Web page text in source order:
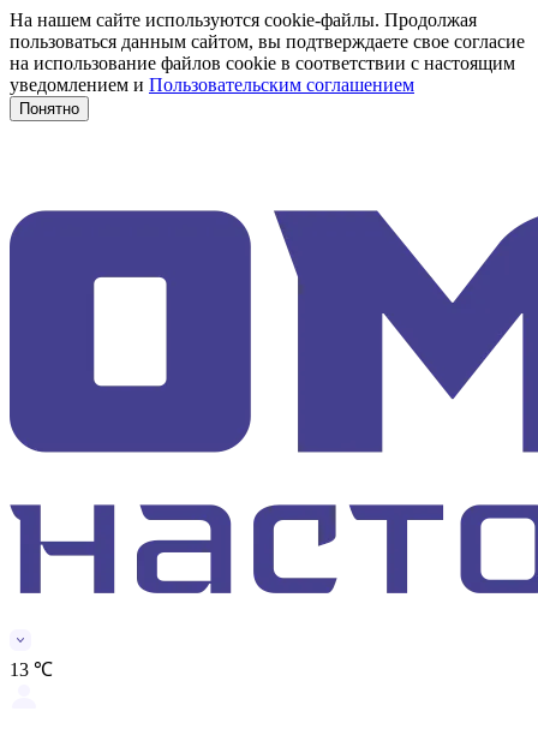
На нашем сайте используются cookie-файлы. Продолжая
пользоваться данным сайтом, вы подтверждаете свое согласие
на использование файлов cookie в соответствии с настоящим
уведомлением и Пользовательским соглашением
Понятно
13 ℃